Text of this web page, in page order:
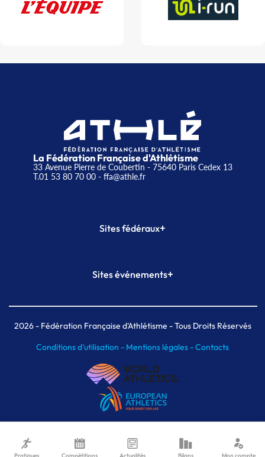
La Fédération Française d'Athlétisme
33 Avenue Pierre de Coubertin - 75640 Paris Cedex 13
T.01 53 80 70 00- ffa@athle.fr
Sites fédéraux+
Plateforme Formation
Sites événements+
Meeting de Paris indoor
MAIF Ekiden de Paris
2026- Fédération Française d'Athlétisme - Tous Droits Réservés
Conditions d'utilisation - Mentions légales -Contacts
Pratiques Compétitions Actualités Bilans Mon compte